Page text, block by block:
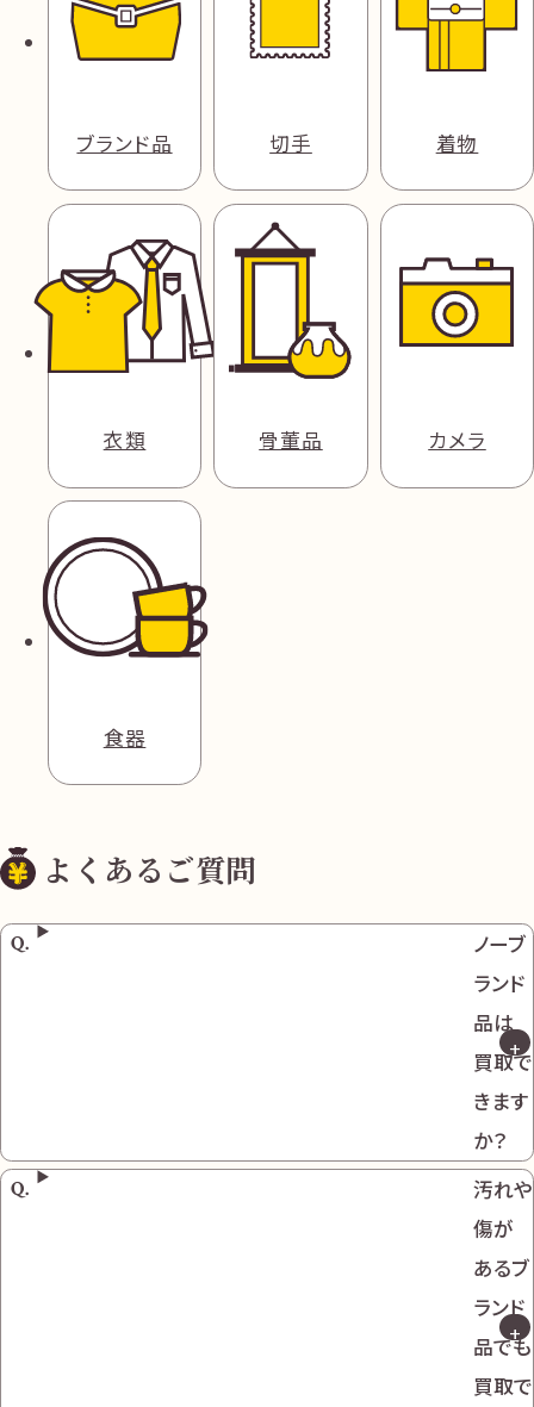
ブランド品 切手 着物
衣類 骨董品 カメラ
食器
よくあるご質問
ノーブ
ランド
品は
買取で
きます
か？
汚れや
傷が
あるブ
ランド
品でも
買取で